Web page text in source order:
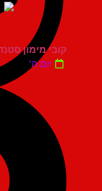
קובי מימון סטנדאפ
יום ה'